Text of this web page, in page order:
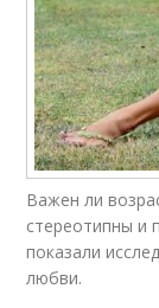
Важен ли
стереотипны и
показали
любви.